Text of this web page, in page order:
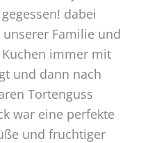
dabei
Familie und
immer mit
und dann nach
Tortenguss
war eine perfekte
und fruchtiger